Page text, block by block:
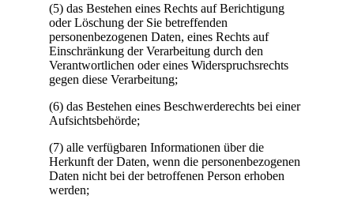
(5) das Bestehen eines Rechts auf Berichtigung
oder Löschung der Sie betreffenden
personenbezogenen Daten, eines Rechts auf
Einschränkung der Verarbeitung durch den
Verantwortlichen oder eines Widerspruchsrechts
gegen diese Verarbeitung;
(6) das Bestehen eines Beschwerderechts bei einer
Aufsichtsbehörde;
(7) alle verfügbaren Informationen über die
Herkunft der Daten, wenn die personenbezogenen
Daten nicht bei der betroffenen Person erhoben
werden;